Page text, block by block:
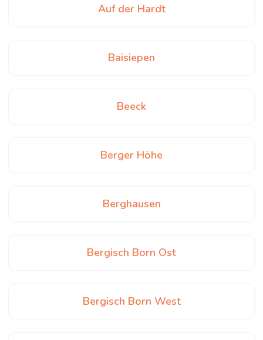
Auf der Hardt
Baisiepen
Beeck
Berger Höhe
Berghausen
Bergisch Born Ost
Bergisch Born West